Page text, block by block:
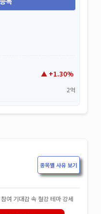
+1.30%
2억
종목별 사유 보기
여 기대감 속 철강 테마 강세